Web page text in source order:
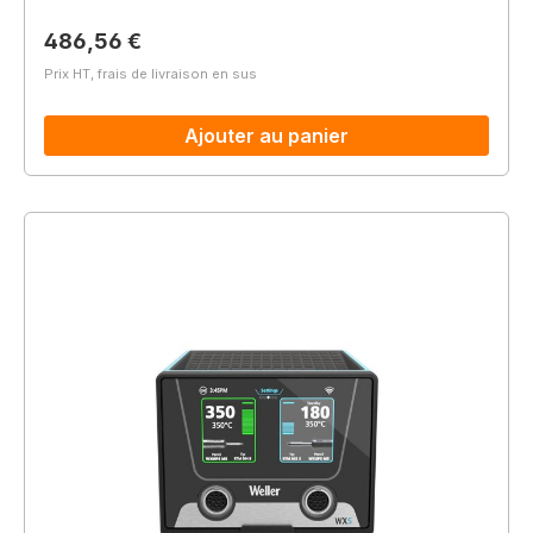
Prix régulier :
486,56 €
Prix HT, frais de livraison en sus
Ajouter au panier